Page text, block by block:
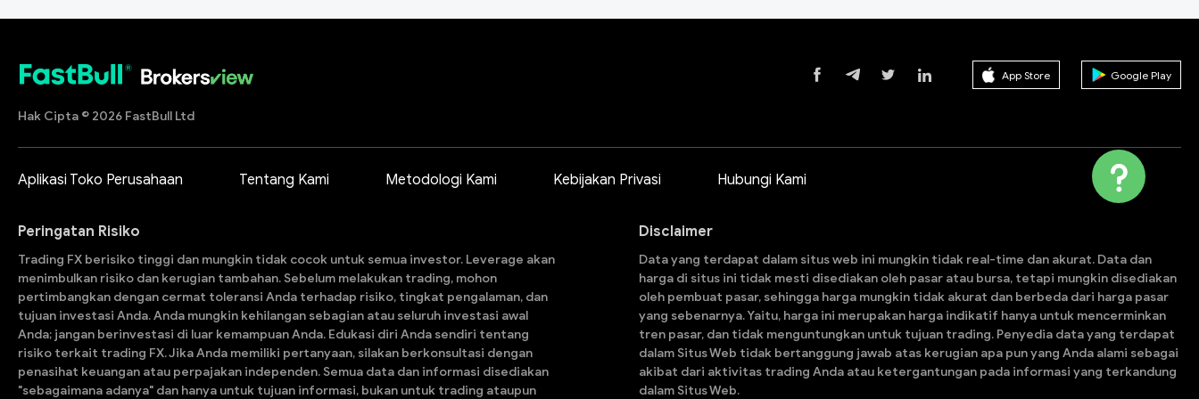
Hak Cipta © 2026 FastBull Ltd
App Store Google Play
Aplikasi Toko Perusahaan Tentang Kami Metodologi Kami Kebijakan Privasi Hubungi Kami
Peringatan Risiko
Trading FX berisiko tinggi dan mungkin tidak cocok untuk semua investor. Leverage akan
menimbulkan risiko dan kerugian tambahan. Sebelum melakukan trading, mohon
pertimbangkan dengan cermat toleransi Anda terhadap risiko, tingkat pengalaman, dan
tujuan investasi Anda. Anda mungkin kehilangan sebagian atau seluruh investasi awal
Anda; jangan berinvestasi di luar kemampuan Anda. Edukasi diri Anda sendiri tentang
risiko terkait trading FX. Jika Anda memiliki pertanyaan, silakan berkonsultasi dengan
penasihat keuangan atau perpajakan independen. Semua data dan informasi disediakan
"sebagaimana adanya" dan hanya untuk tujuan informasi, bukan untuk trading ataupun
Disclaimer
Data yang terdapat dalam situs web ini mungkin tidak real-time dan akurat. Data dan
harga di situs ini tidak mesti disediakan oleh pasar atau bursa, tetapi mungkin disediakan
oleh pembuat pasar, sehingga harga mungkin tidak akurat dan berbeda dari harga pasar
yang sebenarnya. Yaitu, harga ini merupakan harga indikatif hanya untuk mencerminkan
tren pasar, dan tidak menguntungkan untuk tujuan trading. Penyedia data yang terdapat
dalam Situs Web tidak bertanggung jawab atas kerugian apa pun yang Anda alami sebagai
akibat dari aktivitas trading Anda atau ketergantungan pada informasi yang terkandung
dalam Situs Web.